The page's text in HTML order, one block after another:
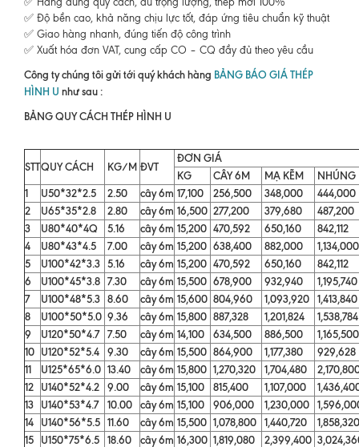
✅ Độ bền cao, khả năng chịu lực tốt, đáp ứng tiêu chuẩn kỹ thuật
✅ Giao hàng nhanh, đúng tiến độ công trình
✅ Xuất hóa đơn VAT, cung cấp CO – CQ đầy đủ theo yêu cầu
Công ty chúng tôi gửi tới quý khách hàng BẢNG BÁO GIÁ THÉP
HÌNH U như sau :
BẢNG QUY CÁCH THÉP HÌNH U
STTQUY CÁCH KG/M ĐVT
ĐƠN GIÁ
KG
CÂY 6M MẠ KẼM
NHÚNG
1
U50*32*2.5 2.50 cây 6m 17,100 256,500 348,000
444,000
2
U65*35*2.8 2.80 cây 6m 16,500 277,200 379,680
487,200
3
U80*40*4Q 5.16 cây 6m 15,200 470,592 650,160
842,112
4
U80*43*4.5 7.00 cây 6m 15,200 638,400 882,000
5
U100*42*3.3 5.16 cây 6m 15,200 470,592 650,160
842,112
6
U100*45*3.8 7.30 cây 6m 15,500 678,900 932,940
1,195,740
7
U100*48*5.3 8.60 cây 6m 15,600 804,960 1,093,920
1,413,840
8
U100*50*5.0 9.36 cây 6m 15,800 887,328 1,201,824
9
U120*50*4.7 7.50 cây 6m 14,100 634,500 886,500
10 U120*52*5.4 9.30 cây 6m 15,500 864,900 1,177,380
929,628
11
U125*65*6.0 13.40 cây 6m 15,800 1,270,320 1,704,480
12
U140*52*4.2 9.00 cây 6m 15,100 815,400 1,107,000
13
U140*53*4.7 10.00 cây 6m 15,100 906,000 1,230,000
14
U140*56*5.5 11.60 cây 6m 15,500 1,078,800 1,440,720
15
U150*75*6.5 18.60 cây 6m 16,300 1,819,080 2,399,400